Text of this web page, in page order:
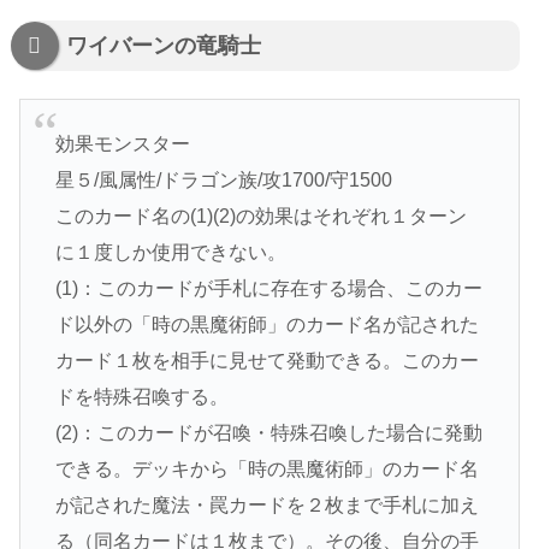
ワイバーンの竜騎士
効果モンスター
星５/風属性/ドラゴン族/攻1700/守1500
このカード名の(1)(2)の効果はそれぞれ１ターン
に１度しか使用できない。
(1)：このカードが手札に存在する場合、このカー
ド以外の「時の黒魔術師」のカード名が記された
カード１枚を相手に見せて発動できる。このカー
ドを特殊召喚する。
(2)：このカードが召喚・特殊召喚した場合に発動
できる。デッキから「時の黒魔術師」のカード名
が記された魔法・罠カードを２枚まで手札に加え
る（同名カードは１枚まで）。その後、自分の手